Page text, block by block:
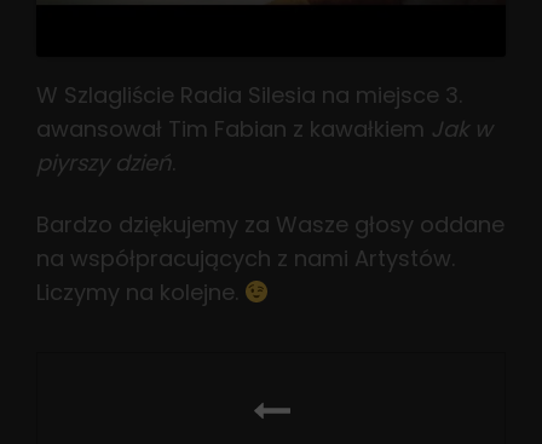
W Szlagliście Radia Silesia na miejsce 3.
awansował Tim Fabian z kawałkiem Jak w
piyrszy dzień.
Bardzo dziękujemy za Wasze głosy oddane
na współpracujących z nami Artystów.
Liczymy na kolejne.